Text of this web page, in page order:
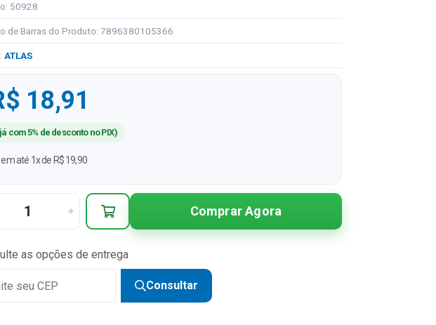
50928
de Barras do Produto: 7896380105366
ATLAS
18,91
com 5% de desconto no PIX)
até 1x de R$ 19,90
Comprar Agora
as opções de entrega
Consultar